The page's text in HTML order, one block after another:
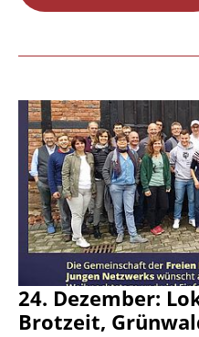
24. Dezember:
Brotzeit,